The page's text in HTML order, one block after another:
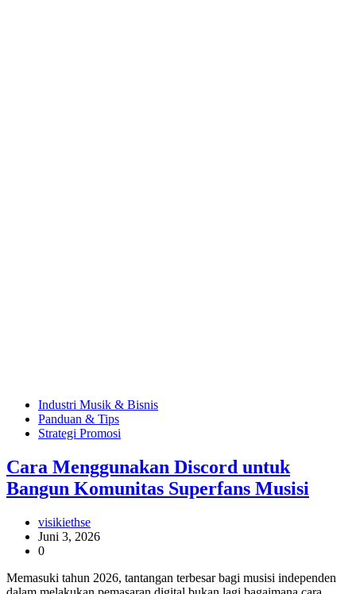
Industri Musik & Bisnis
Panduan & Tips
Strategi Promosi
Cara Menggunakan Discord untuk
Bangun Komunitas Superfans Musisi
visikiethse
Juni 3, 2026
0
Memasuki tahun 2026, tantangan terbesar bagi musisi independen